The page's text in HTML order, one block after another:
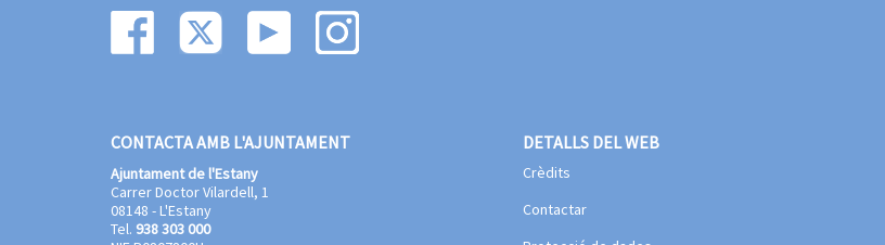
CONTACTA AMB L'AJUNTAMENT
Ajuntament de l'Estany
Carrer Doctor Vilardell, 1
08148 - L'Estany
Tel. 938 303 000
DETALLS DEL WEB
Crèdits
Contactar